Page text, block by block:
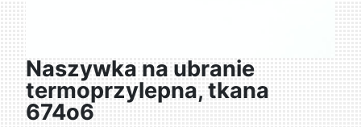
Naszywka na ubranie
termoprzylepna, tkana
674o6